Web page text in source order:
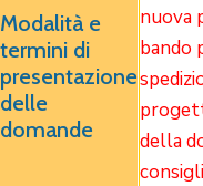
Modalità e
termini di
presentazione
delle
domande
nuova
bando
della